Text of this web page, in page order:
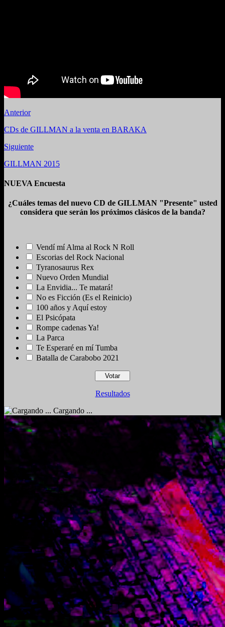
Anterior
CDs de GILLMAN a la venta en BARAKA
Siguiente
GILLMAN 2015
NUEVA Encuesta
¿Cuáles temas del nuevo CD de GILLMAN "Presente" usted
considera que serán los próximos clásicos de la banda?
Vendí mí Alma al Rock N Roll
Escorias del Rock Nacional
Tyranosaurus Rex
Nuevo Orden Mundial
La Envidia... Te matará!
No es Ficción (Es el Reinicio)
100 años y Aquí estoy
El Psicópata
Rompe cadenas Ya!
La Parca
Te Esperaré en mí Tumba
Batalla de Carabobo 2021
Resultados
Cargando ...